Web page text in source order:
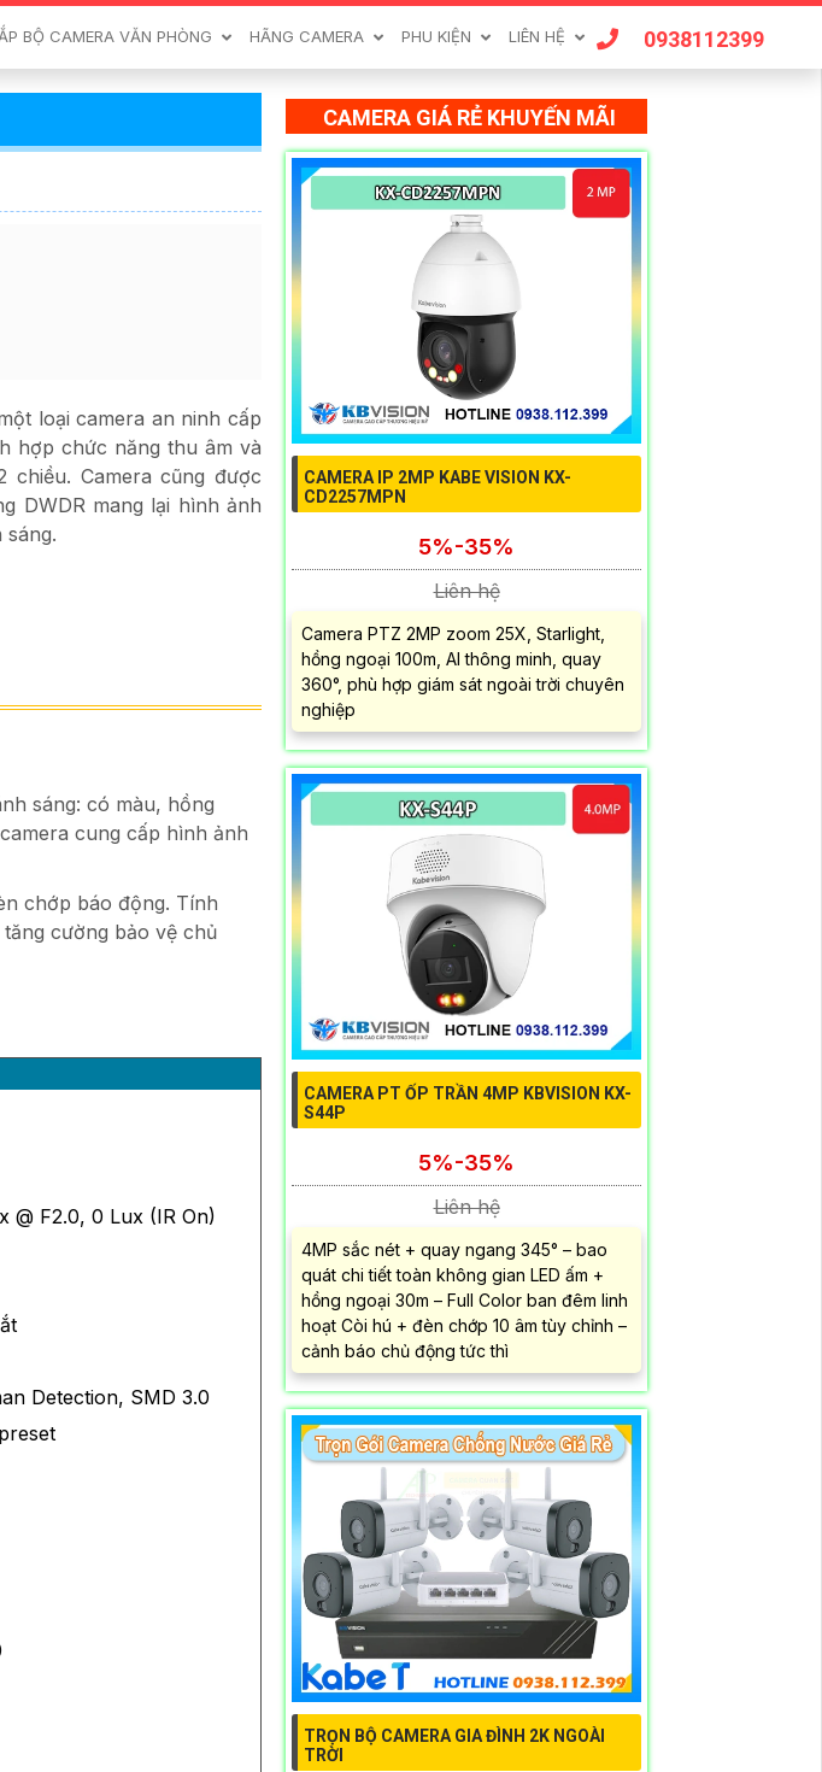
BỘ CAMERA VĂN PHÒNG HÃNG CAMERA PHU KIỆN LIÊN HỆ 0938112399
loại camera an ninh cấp
hợp chức năng thu âm và
chiều. Camera cũng được
DWDR mang lại hình ảnh
sáng.
sáng: có màu, hồng
cung cấp hình ảnh
chớp báo động. Tính
cường bảo vệ chủ
@ F2.0, 0 Lux (IR On)
Detection, SMD 3.0
CAMERA GIÁ RẺ KHUYẾN MÃI
CAMERA IP 2MP KABE VISION KX-
CD2257MPN
5%-35%
Liên hệ
Camera PTZ 2MP zoom 25X, Starlight,
hồng ngoại 100m, AI thông minh, quay
360°, phù hợp giám sát ngoài trời chuyên
nghiệp
CAMERA PT ỐP TRẦN 4MP KBVISION KX-
S44P
5%-35%
Liên hệ
4MP sắc nét + quay ngang 345° – bao
quát chi tiết toàn không gian LED ấm +
hồng ngoại 30m – Full Color ban đêm linh
hoạt Còi hú + đèn chớp 10 âm tùy chỉnh –
cảnh báo chủ động tức thì
TRỌN BỘ CAMERA GIA ĐÌNH 2K NGOÀI
TRỜI